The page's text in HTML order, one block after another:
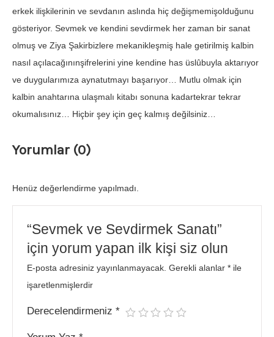
erkek ilişkilerinin ve sevdanın aslında hiç değişmemişolduğunu
gösteriyor. Sevmek ve kendini sevdirmek her zaman bir sanat
olmuş ve Ziya Şakirbizlere mekanikleşmiş hale getirilmiş kalbin
nasıl açılacağınınşifrelerini yine kendine has üslûbuyla aktarıyor
ve duygularımıza aynatutmayı başarıyor… Mutlu olmak için
kalbin anahtarına ulaşmalı kitabı sonuna kadartekrar tekrar
okumalısınız… Hiçbir şey için geç kalmış değilsiniz…
Yorumlar (0)
Henüz değerlendirme yapılmadı.
“Sevmek ve Sevdirmek Sanatı”
için yorum yapan ilk kişi siz olun
E-posta adresiniz yayınlanmayacak. Gerekli alanlar* ile
işaretlenmişlerdir
Derecelendirmeniz*